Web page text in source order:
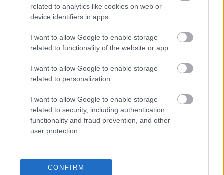
related to analytics like cookies on web or
device identifiers in apps.
I want to allow Google to enable storage
related to functionality of the website or app.
I want to allow Google to enable storage
related to personalization.
I want to allow Google to enable storage
related to security, including authentication
functionality and fraud prevention, and other
user protection.
CONFIRM
Egyik lehetőséget sem zárnák ki – meghallgatva a
március 15-i beszédét, ám az elmebetegség
mindenképpen a jóindulatúbb megközelítés. Orbán
megint olyan háborúkat vizionál, amelyek nem
léteznek. Kérdés: valóban hiszi-e, amit mond, vagy
csak hatalmat (és pénzt) akar, bármi áron.